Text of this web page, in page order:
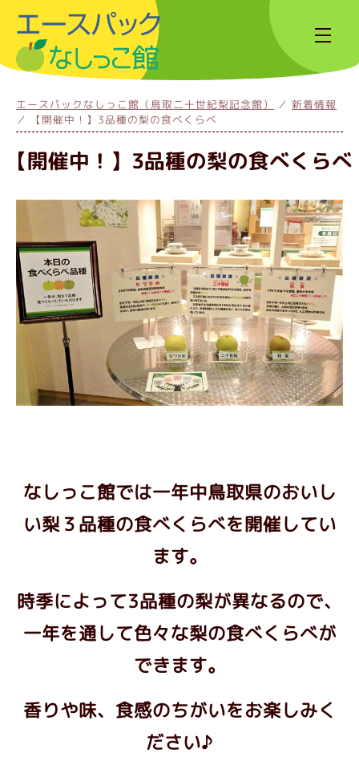
エースパックなしっこ館（鳥取二十世紀梨記念館）
新着情報
【開催中！】3品種の梨の食べくらべ
【開催中！】3品種の梨の食べくらべ
なしっこ館では一年中鳥取県のおいし
い梨３品種の食べくらべを開催してい
ます。
時季によって3品種の梨が異なるので、
一年を通して色々な梨の食べくらべが
できます。
香りや味、食感のちがいをお楽しみく
ださい♪